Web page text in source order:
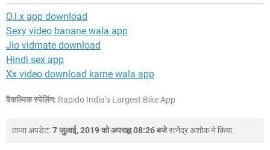
O.l.x app download
Sexy video banane wala app
Jio vidmate download
Hindi sex app
Xx video download karne wala app
वैकल्पिक स्पेलिंग: Rapido India’s Largest Bike App
ताजा अपडेट:7 जुलाई, 2019 को अपराह्न 08:26 बजेरत्नेंद्र अशोकने किया.